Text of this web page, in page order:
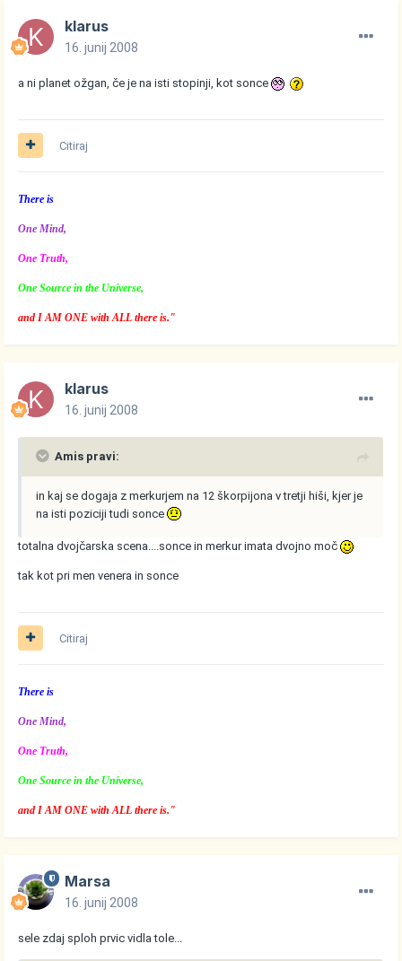
klarus
16. junij 2008
a ni planet ožgan, če je na isti stopinji, kot sonce
Citiraj
There is
One Mind,
One Truth,
One Source in the Universe,
and I AM ONE with ALL there is."
klarus
16. junij 2008
Amis pravi:
in kaj se dogaja z merkurjem na 12 škorpijona v tretji hiši, kjer je
na isti poziciji tudi sonce
totalna dvojčarska scena....sonce in merkur imata dvojno moč
tak kot pri men venera in sonce
Citiraj
There is
One Mind,
One Truth,
One Source in the Universe,
and I AM ONE with ALL there is."
Marsa
16. junij 2008
sele zdaj sploh prvic vidla tole...